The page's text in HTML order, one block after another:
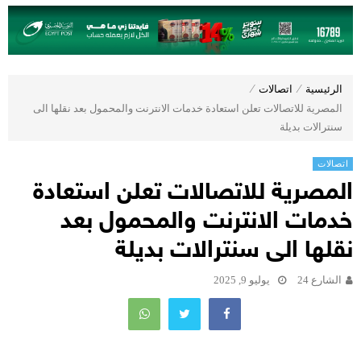
الرئيسية ⁄ اتصالات ⁄
المصرية للاتصالات تعلن استعادة خدمات الانترنت والمحمول بعد نقلها الى
سنترالات بديلة
اتصالات
المصرية للاتصالات تعلن استعادة
خدمات الانترنت والمحمول بعد
نقلها الى سنترالات بديلة
الشارع 24 يوليو 9, 2025